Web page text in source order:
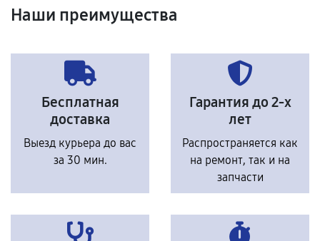
Наши преимущества
Бесплатная
доставка
Выезд курьера до вас
за 30 мин.
Гарантия до 2-х
лет
Распространяется как
на ремонт, так и на
запчасти